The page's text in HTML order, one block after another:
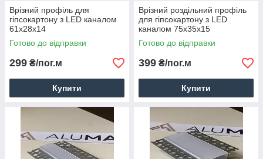
Врізний профіль для
гіпсокартону з LED каналом
61x28x14
Готово до відправки
299 ₴/пог.м
Купити
Врізний роздільний профіль
для гіпсокартону з LED
каналом 75х35х15
Готово до відправки
399 ₴/пог.м
Купити